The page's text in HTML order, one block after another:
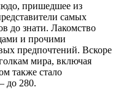
пришедшее из
самых
до знати. Лакомство
и прочими
предпочтений. Вскоре
мира, включая
также стало
до 280.